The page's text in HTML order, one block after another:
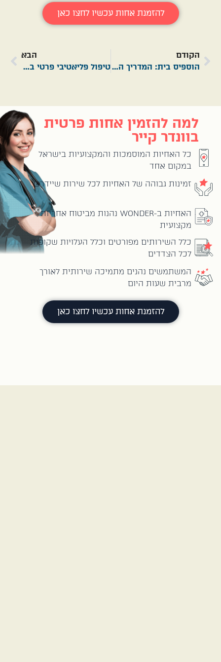
להזמנת אחות עכשיו לחצו כאן
הקודם
הוספיס בית: המדריך המלא לטיפול פליאטיבי ופרידה בכבוד
הבא
טיפול פליאטיבי פרטי בבית: כשאיכות החיים הופכת למטרה החשובה ביותר
למה להזמין אחות פרטית
בוונדר קייר
כל האחיות המוסמכות והמקצועיות בישראל
במקום אחד
זמינות גבוהה של האחיות לכל שירות שיידרש
האחיות ב-WONDER נהנות מביטוח אחריות
מקצועית
כלל השירותים מפורטים וכלל העלויות שקופות
לכל הצדדים
המשתמשים נהנים מתמיכה שירותית לאורך
מרבית שעות היום
להזמנת אחות עכשיו לחצו כאן